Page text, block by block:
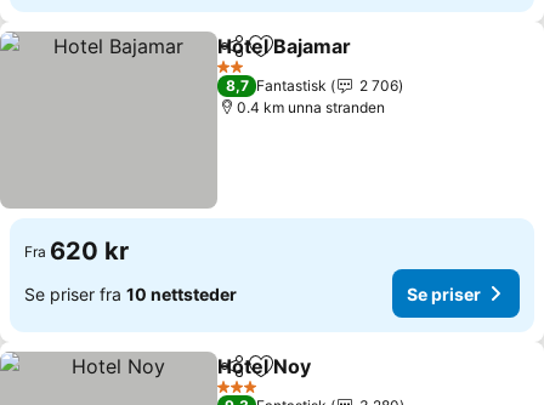
Del Legg til i favoritter
Hotel Bajamar
2 Stjerner
8,7 Fantastisk
2 706
0.4 km unna stranden
Fra 620 kr
Se priser fra 10 nettsteder Se priser
Del Legg til i favoritter
Hotel Noy
3 Stjerner